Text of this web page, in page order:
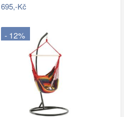
695,-Kč
- 12%